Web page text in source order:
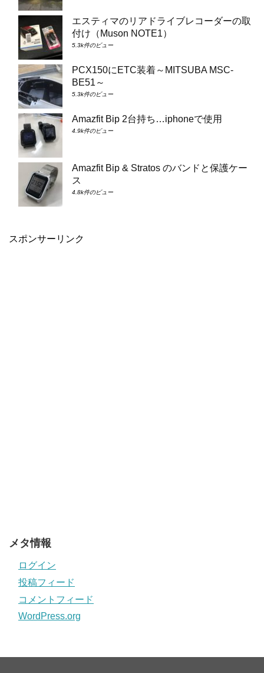
エスティマのリアドライブレコーダーの取
付け（Muson NOTE1）
5.3k件のビュー
PCX150にETC装着～MITSUBA MSC-
BE51～
5.3k件のビュー
Amazfit Bip 2台持ち…iphoneで使用
4.9k件のビュー
Amazfit Bip & Stratos のバンドと保護ケー
ス
4.8k件のビュー
スポンサーリンク
メタ情報
ログイン
投稿フィード
コメントフィード
WordPress.org